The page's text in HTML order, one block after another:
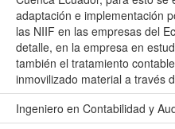
adaptación e implementación
las NIIF en las empresas del
detalle, en la empresa en
también el tratamiento
inmovilizado material a través
Ingeniero en Contabilidad y